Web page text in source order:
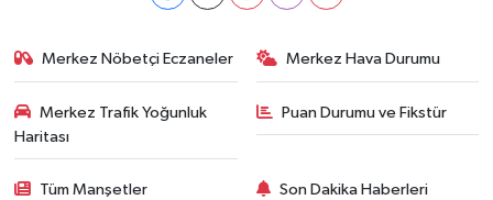
Merkez Nöbetçi Eczaneler Merkez Hava Durumu
Merkez Trafik Yoğunluk
Haritası
Puan Durumu ve Fikstür
Tüm Manşetler Son Dakika Haberleri